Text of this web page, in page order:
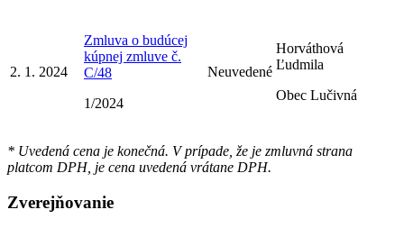
2. 1. 2024
Zmluva o budúcej
kúpnej zmluve č.
C/48
1/2024
Neuvedené
Horváthová
Ľudmila
Obec Lučivná
* Uvedená cena je konečná. V prípade, že je zmluvná strana
platcom DPH, je cena uvedená vrátane DPH.
Zverejňovanie